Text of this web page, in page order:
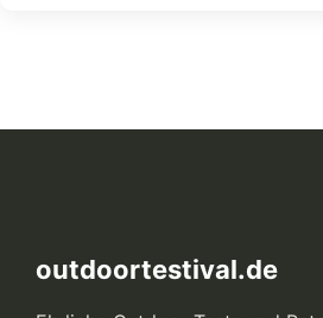
outdoortestival.de